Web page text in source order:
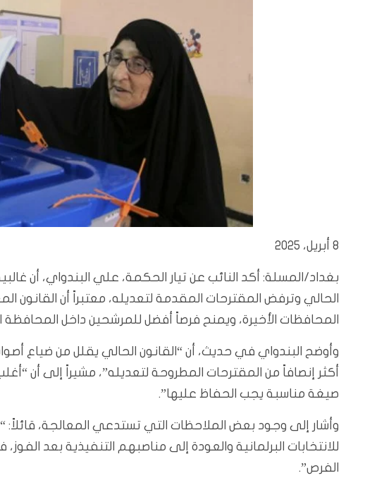
8 أبريل، 2025
بغداد/المسلة: أكد النائب عن تيار الحكمة، علي البندواي، أن
الحالي وترفض المقترحات المقدمة لتعديله، معتبراً أن القانون
المحافظات الأخيرة، ويمنح فرصاً أفضل للمرشحين داخل المحافظة
وأوضح البندواي في حديث، أن “القانون الحالي يقلل من ضياع
أكثر إنصافاً من المقترحات المطروحة لتعديله”، مشيراً إلى أن
صيغة مناسبة يجب الحفاظ عليها”.
وأشار إلى وجود بعض الملاحظات التي تستدعي المعالجة،
للانتخابات البرلمانية والعودة إلى مناصبهم التنفيذية بعد
الفرص”.